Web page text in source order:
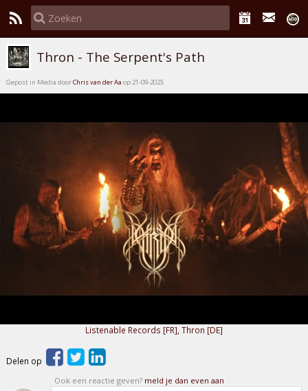
Thron - The Serpent's Path
Gepost in Media doorChris van der Aa op 21-09-2025
Listenable Records [FR] Thron [DE]
Delen op
Ook een reactie geven? meld je dan even aan